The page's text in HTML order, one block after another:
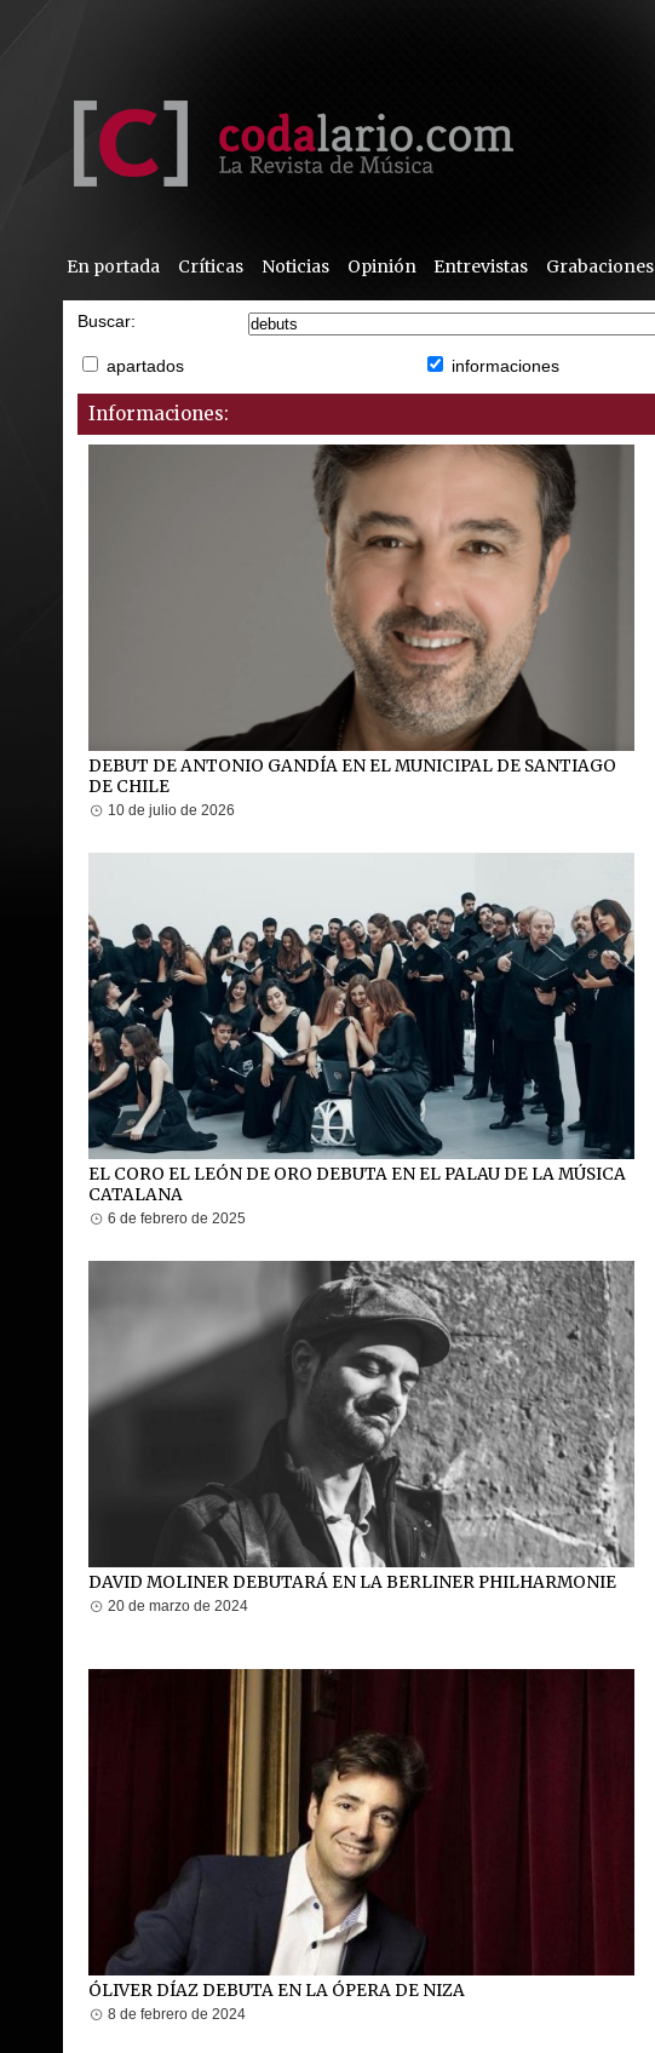
En portada Críticas Noticias Opinión Entrevistas Grabaciones
Buscar:
apartados informaciones
Informaciones:
DEBUT DE ANTONIO GANDÍA EN EL MUNICIPAL DE SANTIAGO
DE CHILE
10 de julio de 2026
EL CORO EL LEÓN DE ORO DEBUTA EN EL PALAU DE LA MÚSICA
CATALANA
6 de febrero de 2025
DAVID MOLINER DEBUTARÁ EN LA BERLINER PHILHARMONIE
20 de marzo de 2024
ÓLIVER DÍAZ DEBUTA EN LA ÓPERA DE NIZA
8 de febrero de 2024